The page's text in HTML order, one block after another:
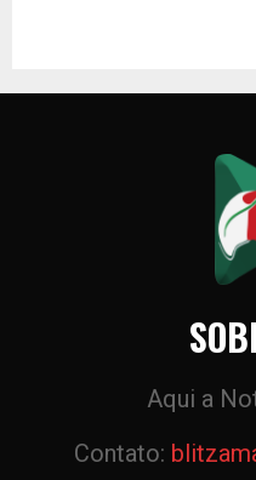
Aqui a
Contato: